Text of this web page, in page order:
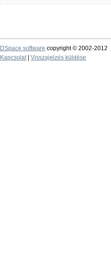
DSpace software copyright © 2002-2012
Kapcsolat| Visszajelzés küldése